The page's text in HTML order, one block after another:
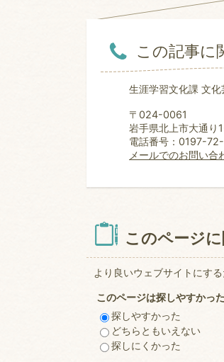
この記事に
生涯学習文化課 文化
〒024-0061
岩手県北上市大通り
電話番号：0197-
メールでのお問い合
このページ
より良いウェブサイトにす
このページは探しやすかっ
探しやすかった
どちらともいえない
探しにくかった